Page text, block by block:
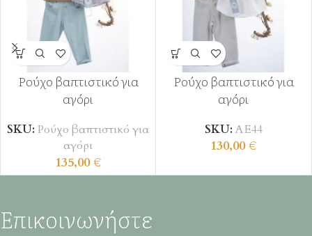
Ρούχο βαπτιστικό για
αγόρι
SKU: Ρούχο βαπτιστικό για
αγόρι
135,00€
Ρούχο βαπτιστικό για
αγόρι
SKU: ΑΕ44
130,00€
Επικοινωνήστε